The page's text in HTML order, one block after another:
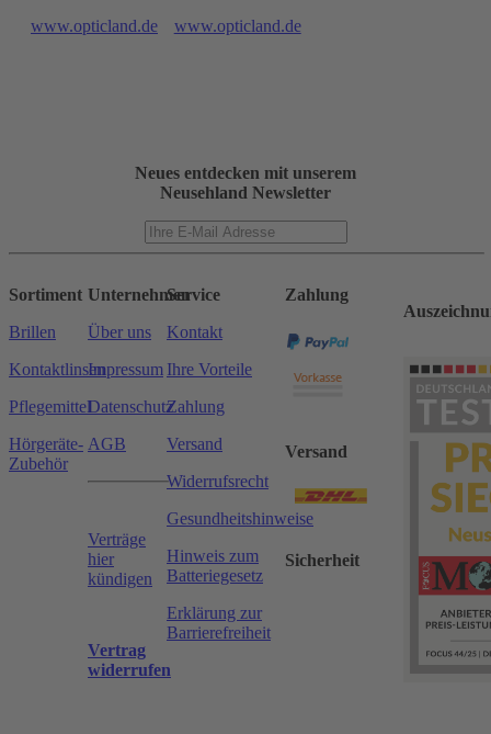
www.opticland.de www.opticland.de
Neues entdecken mit unserem
Neusehland Newsletter
Sortiment
Brillen
Kontaktlinsen
Pflegemittel
Hörgeräte-
Zubehör
Unternehmen
Über uns
Impressum
Datenschutz
AGB
Verträge
hier
kündigen
Vertrag
widerrufen
Service
Kontakt
Ihre Vorteile
Zahlung
Versand
Widerrufsrecht
Gesundheitshinweise
Hinweis zum
Batteriegesetz
Erklärung zur
Barrierefreiheit
Zahlung
Versand
Sicherheit